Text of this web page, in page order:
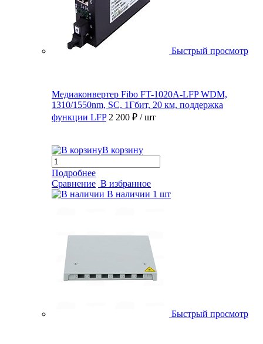
Быстрый просмотр
Медиаконвертер Fibo FT-1020A-LFP WDM,
1310/1550nm, SC, 1Гбит, 20 км, поддержка
функции LFP 2 200 ₽ / шт
В корзину
Подробнее
Сравнение В избранное
В наличии 1 шт
Быстрый просмотр